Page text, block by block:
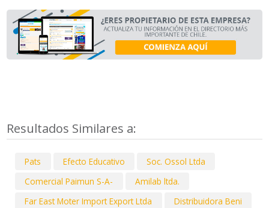
Resultados Similares a:
Pats Efecto Educativo
Soc. Ossol Ltda
Comercial Paimun S-A-
Amilab ltda.
Far East Moter Import Export Ltda
Distribuidora Beni